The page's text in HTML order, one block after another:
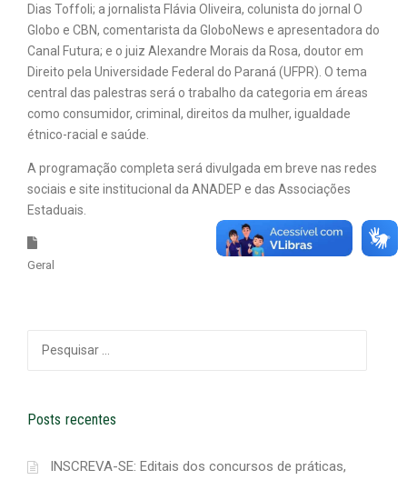
Dias Toffoli; a jornalista Flávia Oliveira, colunista do jornal O
Globo e CBN, comentarista da GloboNews e apresentadora do
Canal Futura; e o juiz Alexandre Morais da Rosa, doutor em
Direito pela Universidade Federal do Paraná (UFPR). O tema
central das palestras será o trabalho da categoria em áreas
como consumidor, criminal, direitos da mulher, igualdade
étnico-racial e saúde.
A programação completa será divulgada em breve nas redes
sociais e site institucional da ANADEP e das Associações
Estaduais.
Geral
por:
Posts recentes
INSCREVA-SE: Editais dos concursos de práticas,